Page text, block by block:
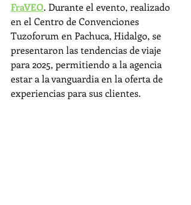
FraVEO. Durante el evento, realizado
en el Centro de Convenciones
Tuzoforum en Pachuca, Hidalgo, se
presentaron las tendencias de viaje
para 2025, permitiendo a la agencia
estar a la vanguardia en la oferta de
experiencias para sus clientes.